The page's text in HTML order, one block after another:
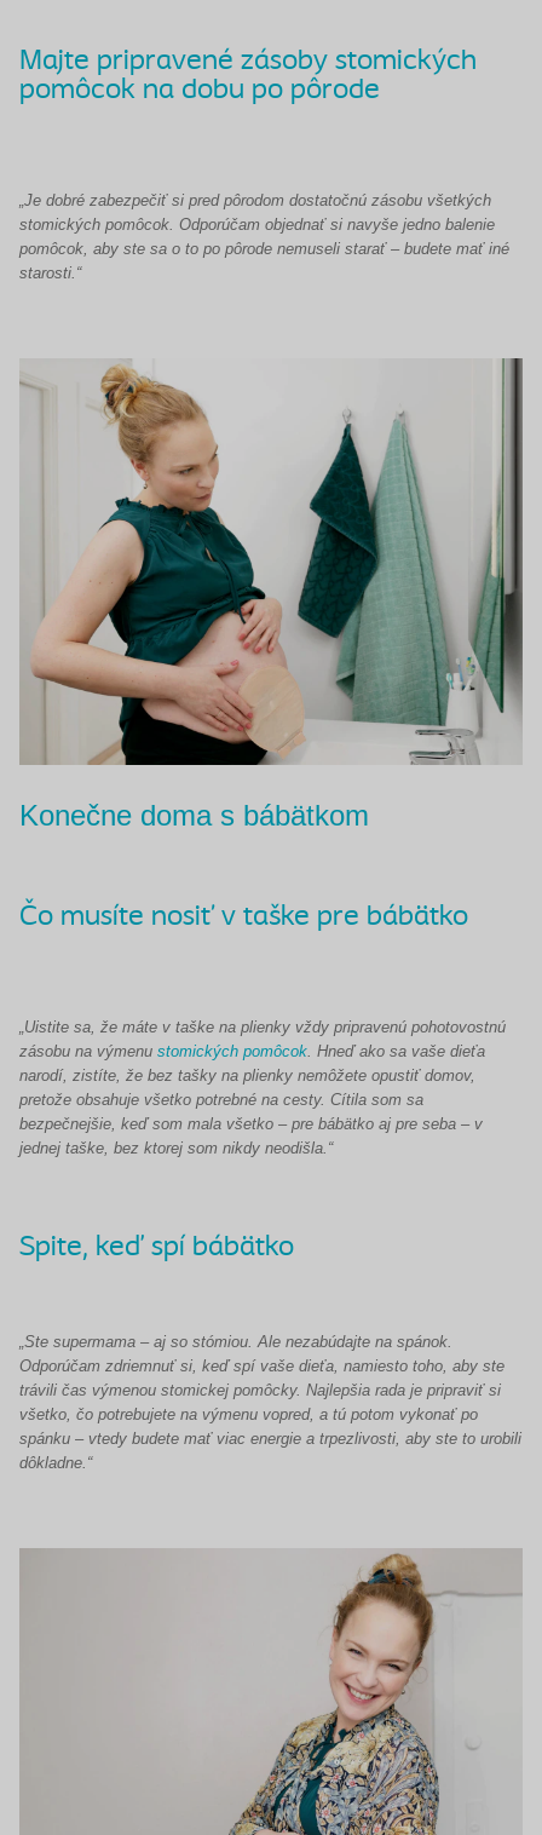
Majte pripravené zásoby stomických
pomôcok na dobu po pôrode
„Je dobré zabezpečiť si pred pôrodom dostatočnú zásobu všetkých
stomických pomôcok. Odporúčam objednať si navyše jedno balenie
pomôcok, aby ste sa o to po pôrode nemuseli starať – budete mať iné
starosti.“
Konečne doma s bábätkom
Čo musíte nosiť v taške pre bábätko
„Uistite sa, že máte v taške na plienky vždy pripravenú pohotovostnú
zásobu na výmenu stomických pomôcok. Hneď ako sa vaše dieťa
narodí, zistíte, že bez tašky na plienky nemôžete opustiť domov,
pretože obsahuje všetko potrebné na cesty. Cítila som sa
bezpečnejšie, keď som mala všetko – pre bábätko aj pre seba – v
jednej taške, bez ktorej som nikdy neodišla.“
Spite, keď spí bábätko
„Ste supermama – aj so stómiou. Ale nezabúdajte na spánok.
Odporúčam zdriemnuť si, keď spí vaše dieťa, namiesto toho, aby ste
trávili čas výmenou stomickej pomôcky. Najlepšia rada je pripraviť si
všetko, čo potrebujete na výmenu vopred, a tú potom vykonať po
spánku – vtedy budete mať viac energie a trpezlivosti, aby ste to urobili
dôkladne.“